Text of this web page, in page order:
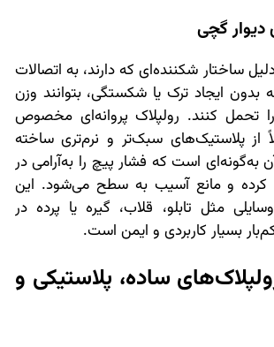
دیوار گچی
ساختار شکننده‌ای که دارند، به اتصالات
بدون ایجاد ترک یا شکستگی، بتوانند وزن
کنند. رولپلاک پروانه‌ای مخصوص
از پلاستیک‌های سبک‌تر و نرم‌تری ساخته
است که فشار پیچ را به‌آرامی در
و مانع آسیب به سطح می‌شود. این
مثل تابلو، قلاب، گیره یا پرده در
بسیار کاربردی و ایمن است.
ساده، پلاستیکی و